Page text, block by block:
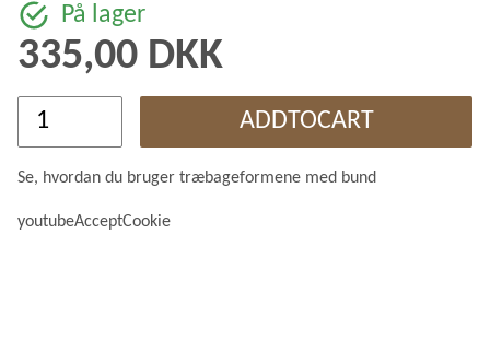
På lager
335,00 DKK
ADDTOCART
Se, hvordan du bruger træbageformene med bund
youtubeAcceptCookie